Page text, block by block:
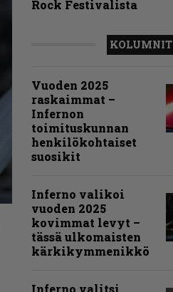
Rock Festivalista
KOLUMNIT
Vuoden 2025
raskaimmat –
Infernon
toimituskunnan
henkilökohtaiset
suosikit
Inferno valikoi
vuoden 2025
kovimmat levyt –
tässä ulkomaisten
kärkikymmenikkö
Inferno valitsi